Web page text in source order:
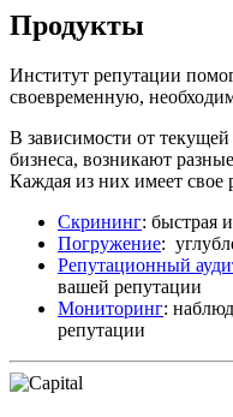
Продукты
Институт репутации
своевременную,
В зависимости от
бизнеса, возникают
Каждая из них имеет свое
Скрининг: быстрая
Погружение:
Репутационный
вашей репутации
Мониторинг:
репутации